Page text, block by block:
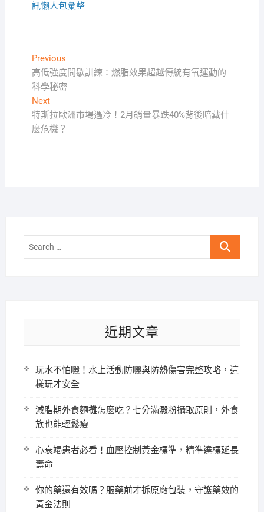
訊懶人包彙整
文
章
導
覽
PreviousPrevious
post:
高低強度間歇訓練：燃脂效果超越傳統有氧運動的
科學秘密
NextNext
post:
特斯拉歐洲市場遇冷！2月銷量暴跌40%背後暗藏什
麼危機？
Search
近期文章
玩水不怕曬！水上活動防曬與防熱傷害完整攻略，這
樣玩才安全
減脂期外食麵攤怎麼吃？七分滿澱粉攝取原則，外食
族也能輕鬆瘦
心衰竭患者必看！血壓控制黃金標準，精準達標延長
壽命
你的藥還有效嗎？服藥前才拆原廠包裝，守護藥效的
黃金法則